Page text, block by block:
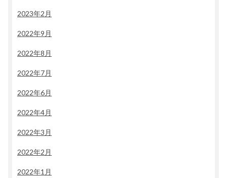
2023年2月
2022年9月
2022年8月
2022年7月
2022年6月
2022年4月
2022年3月
2022年2月
2022年1月